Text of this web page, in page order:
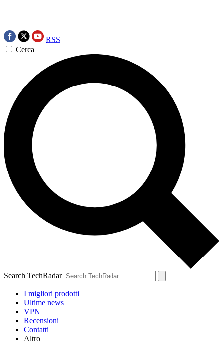
RSS
Cerca
Search TechRadar
I migliori prodotti
Ultime news
VPN
Recensioni
Contatti
Altro